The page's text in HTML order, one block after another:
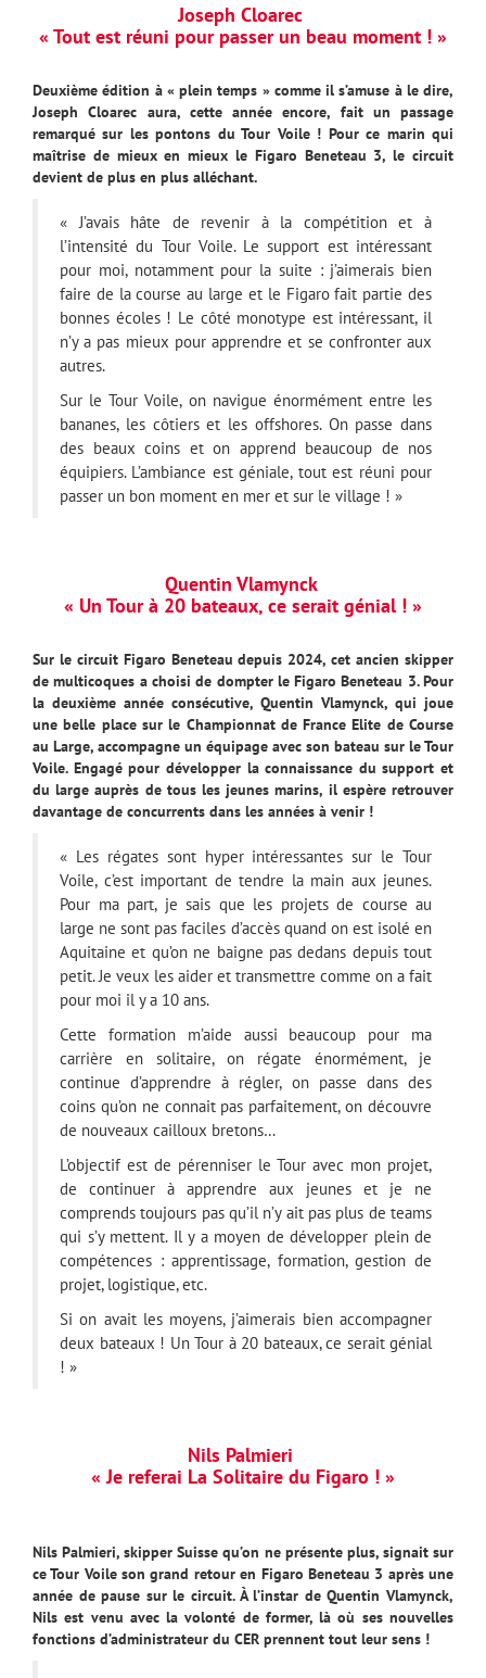
Joseph Cloarec
« Tout est réuni pour passer un beau moment ! »
Deuxième édition à « plein temps » comme il s’amuse à le dire,
Joseph Cloarec aura, cette année encore, fait un passage
remarqué sur les pontons du Tour Voile ! Pour ce marin qui
maîtrise de mieux en mieux le Figaro Beneteau 3, le circuit
devient de plus en plus alléchant.
« J’avais hâte de revenir à la compétition et à
l’intensité du Tour Voile. Le support est intéressant
pour moi, notamment pour la suite : j’aimerais bien
faire de la course au large et le Figaro fait partie des
bonnes écoles ! Le côté monotype est intéressant, il
n’y a pas mieux pour apprendre et se confronter aux
autres.
Sur le Tour Voile, on navigue énormément entre les
bananes, les côtiers et les offshores. On passe dans
des beaux coins et on apprend beaucoup de nos
équipiers. L’ambiance est géniale, tout est réuni pour
passer un bon moment en mer et sur le village ! »
Quentin Vlamynck
« Un Tour à 20 bateaux, ce serait génial ! »
Sur le circuit Figaro Beneteau depuis 2024, cet ancien skipper
de multicoques a choisi de dompter le Figaro Beneteau 3. Pour
la deuxième année consécutive, Quentin Vlamynck, qui joue
une belle place sur le Championnat de France Elite de Course
au Large, accompagne un équipage avec son bateau sur le Tour
Voile. Engagé pour développer la connaissance du support et
du large auprès de tous les jeunes marins, il espère retrouver
davantage de concurrents dans les années à venir !
« Les régates sont hyper intéressantes sur le Tour
Voile, c’est important de tendre la main aux jeunes.
Pour ma part, je sais que les projets de course au
large ne sont pas faciles d’accès quand on est isolé en
Aquitaine et qu’on ne baigne pas dedans depuis tout
petit. Je veux les aider et transmettre comme on a fait
pour moi il y a 10 ans.
Cette formation m’aide aussi beaucoup pour ma
carrière en solitaire, on régate énormément, je
continue d’apprendre à régler, on passe dans des
coins qu’on ne connait pas parfaitement, on découvre
de nouveaux cailloux bretons…
L’objectif est de pérenniser le Tour avec mon projet,
de continuer à apprendre aux jeunes et je ne
comprends toujours pas qu’il n’y ait pas plus de teams
qui s’y mettent. Il y a moyen de développer plein de
compétences : apprentissage, formation, gestion de
projet, logistique, etc.
Si on avait les moyens, j’aimerais bien accompagner
deux bateaux ! Un Tour à 20 bateaux, ce serait génial
! »
Nils Palmieri
« Je referai La Solitaire du Figaro ! »
Nils Palmieri, skipper Suisse qu’on ne présente plus, signait sur
ce Tour Voile son grand retour en Figaro Beneteau 3 après une
année de pause sur le circuit. À l’instar de Quentin Vlamynck,
Nils est venu avec la volonté de former, là où ses nouvelles
fonctions d’administrateur du CER prennent tout leur sens !